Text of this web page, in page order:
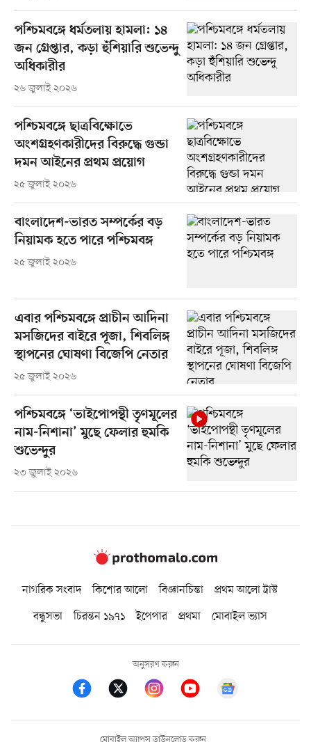
পশ্চিমবঙ্গে ধর্মতলায় হামলা: ১৪
জন গ্রেপ্তার, কড়া হুঁশিয়ারি শুভেন্দু
অধিকারীর
২৬ জুলাই ২০২৬
পশ্চিমবঙ্গে ছাত্রবিক্ষোভে
অংশগ্রহণকারীদের বিরুদ্ধে গুন্ডা
দমন আইনের প্রথম প্রয়োগ
২৫ জুলাই ২০২৬
বাংলাদেশ-ভারত সম্পর্কের বড়
নিয়ামক হতে পারে পশ্চিমবঙ্গ
২৫ জুলাই ২০২৬
এবার পশ্চিমবঙ্গে প্রাচীন আদিনা
মসজিদের বাইরে পূজা, শিবলিঙ্গ
স্থাপনের ঘোষণা বিজেপি নেতার
২৫ জুলাই ২০২৬
পশ্চিমবঙ্গে ‘ভাইপোপন্থী তৃণমূলের
নাম-নিশানা’ মুছে ফেলার হুমকি
শুভেন্দুর
২৩ জুলাই ২০২৬
নাগরিক সংবাদ কিশোর আলো বিজ্ঞানচিন্তা
প্রথম আলো ট্রাস্ট
বন্ধুসভা
চিরন্তন ১৯৭১ ইপেপার প্রথমা মোবাইল ভ্যাস
অনুসরণ করুন
মোবাইল অ্যাপস ডাউনলোড করুন